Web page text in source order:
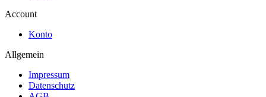
Account
Konto
Allgemein
Impressum
Datenschutz